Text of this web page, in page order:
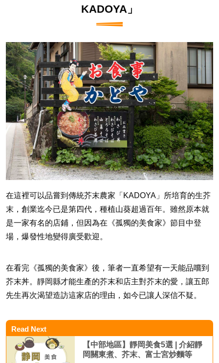
KADOYA」
在這裡可以品嘗到傳統芥末農家「KADOYA」所培育的生芥
末，創業迄今已是第四代，種植山葵超過百年。雖然原本就
是一家有名的店鋪，但因為在《孤獨的美食家》節目中登
場，爆發性地變得廣受歡迎。
在看完《孤獨的美食家》後，筆者一直希望有一天能品嚐到
芥末丼。靜岡縣才能生產的芥末和店主對芥末的愛，讓五郎
先生再次渴望造訪這家店的理由，如今已讓人深信不疑。
Read Next
【中部地區】靜岡美食5選 | 介紹靜
岡關東煮、芥末、富士宮炒麵等